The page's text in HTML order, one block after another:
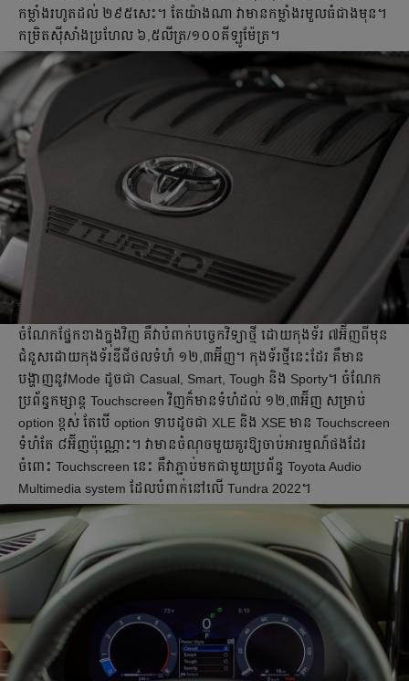
កម្លាំងរហូតដល់ ២៩៥សេះ។ តែយ៉ាងណា វាមានកម្លាំងរមួលធំជាងមុន។
កម្រិតស៊ីសាំងប្រហែល ៦,៥លីត្រ/១០០គីឡូម៉ែត្រ។
ចំណែក​ផ្នែក​ខាងក្នុងវិញ គឺ​វាបំពាក់បច្ចេកវិទ្យាថ្មី ដោយ​កុងទ័រ ៧អ៊ីញពីមុន
ជំនួសដោយ​កុងទ័រឌីជីថលទំហំ ១២,៣អ៊ីញ។ កុងទ័រថ្មីនេះដែរ គឺ​មាន
បង្ហាញនូវMode ដូចជា Casual, Smart, Tough និង Sporty។ ចំណែក​
ប្រព័ន្ធ​កម្សាន្ត Touchscreen វិញ​ក៏មាន​ទំហំ​ដល់ ១២,៣អ៊ីញ សម្រាប់
option ខ្ពស់ តែបើ option ទាប​ដូចជា XLE និង XSE មាន​ Touchscreen
ទំហំតែ ៨អ៊ីញ​ប៉ុណ្ណោះ។ វាមានចំណុចមួយគួរឱ្យចាប់អារម្មណ៍ផងដែរ​
ចំពោះ Touchscreen នេះ គឺ​វាភ្ជាប់មកជាមួយ​ប្រព័ន្ធ Toyota Audio
Multimedia system ដែល​បំពាក់នៅលើ Tundra 2022។